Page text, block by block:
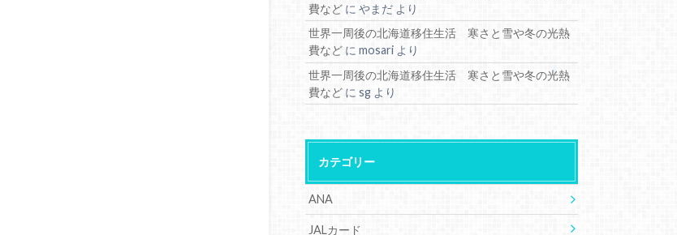
費など にやまだ より
世界一周後の北海道移住生活 寒さと雪や冬の光熱
費など にmosari より
世界一周後の北海道移住生活 寒さと雪や冬の光熱
費など にsg より
カテゴリー
ANA
JALカード